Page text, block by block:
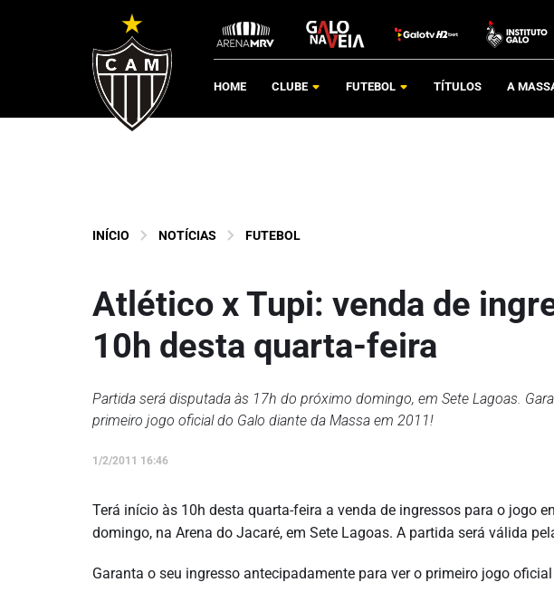
HOME CLUBE FUTEBOL TÍTULOS A
INÍCIO NOTÍCIAS FUTEBOL
Atlético x Tupi: venda de
10h desta quarta-feira
Partida será disputada às 17h do próximo domingo, em Sete Lagoas.
primeiro jogo oficial do Galo diante da Massa em 2011!
1/2/2011 16:46
Terá início às 10h desta quarta-feira a venda de ingressos para o jogo
domingo, na Arena do Jacaré, em Sete Lagoas. A partida será válida
Garanta o seu ingresso antecipadamente para ver o primeiro jogo